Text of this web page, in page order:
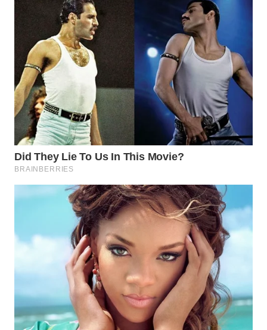
WAHANA
ADVOKAT
WAHANA
INFRASTRUKTUR
WAHANA
KONSUMEN
WAHANA
WAHANANEWS
ID